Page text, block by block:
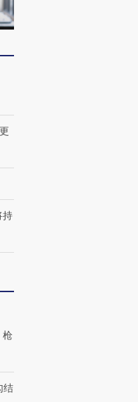
”？难民潮撕裂西班牙
休达
：不靠规模取胜，华
大增长引擎是什么？
持
枪
结